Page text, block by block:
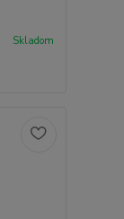
Skladom